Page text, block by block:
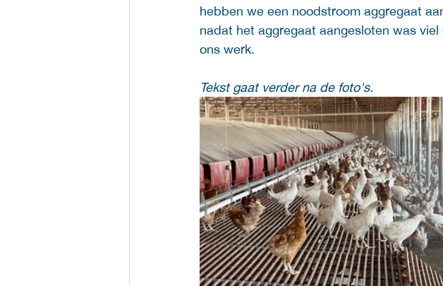
hebben we een noodstroom aggregaat
nadat het aggregaat aangesloten was
ons werk.
Tekst gaat verder na de foto's.